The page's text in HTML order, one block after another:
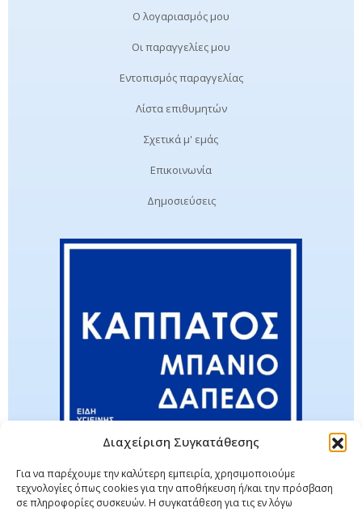
Διαχείριση Συγκατάθεσης
Για να παρέχουμε την καλύτερη εμπειρία, χρησιμοποιούμε
τεχνολογίες όπως cookies για την αποθήκευση ή/και την πρόσβαση
σε πληροφορίες συσκευών. Η συγκατάθεση για τις εν λόγω
Ο λογαριασμός μου
Οι παραγγελίες μου
Εντοπισμός παραγγελίας
Λίστα επιθυμητών
Σχετικά μ' εμάς
Επικοινωνία
Δημοσιεύσεις